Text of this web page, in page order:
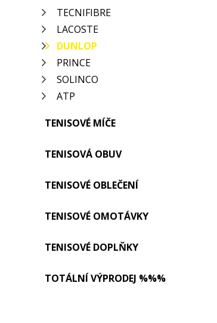
TECNIFIBRE
LACOSTE
DUNLOP
PRINCE
SOLINCO
ATP
TENISOVÉ MÍČE
TENISOVÁ OBUV
TENISOVÉ OBLEČENÍ
TENISOVÉ OMOTÁVKY
TENISOVÉ DOPLŇKY
TOTÁLNÍ VÝPRODEJ %%%